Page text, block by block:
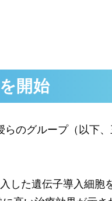
開始
のグループ（以下
した遺伝子導入細胞